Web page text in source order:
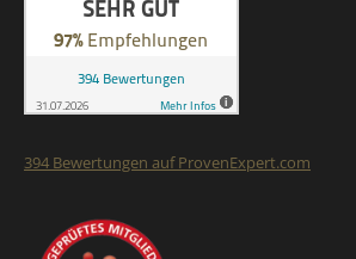
394 Bewertungen auf ProvenExpert.com